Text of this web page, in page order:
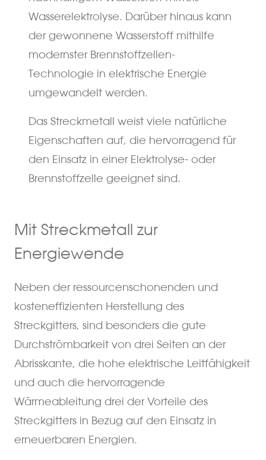
Wasserelektrolyse. Darüber hinaus kann
der gewonnene Wasserstoff mithilfe
modernster Brennstoffzellen-
Technologie in elektrische Energie
umgewandelt werden.
Das Streckmetall weist viele natürliche
Eigenschaften auf, die hervorragend für
den Einsatz in einer Elektrolyse- oder
Brennstoffzelle geeignet sind.
Mit Streckmetall zur
Energiewende
Neben der ressourcenschonenden und
kosteneffizienten Herstellung des
Streckgitters, sind besonders die gute
Durchströmbarkeit von drei Seiten an der
Abrisskante, die hohe elektrische Leitfähigkeit
und auch die hervorragende
Wärmeableitung drei der Vorteile des
Streckgitters in Bezug auf den Einsatz in
erneuerbaren Energien.